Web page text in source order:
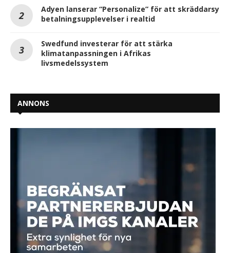
Adyen lanserar “Personalize” för att skräddarsy
betalningsupplevelser i realtid
Swedfund investerar för att stärka
klimatanpassningen i Afrikas
livsmedelssystem
ANNONS